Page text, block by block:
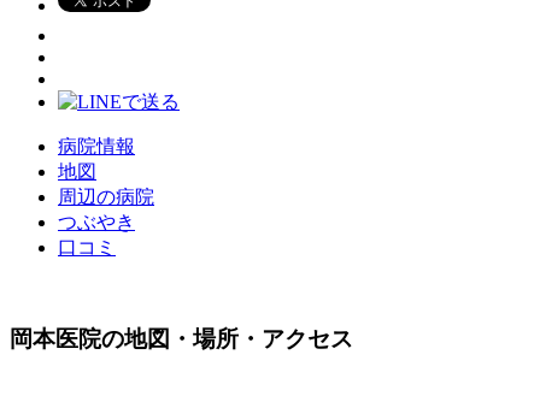
病院情報
地図
周辺の病院
つぶやき
口コミ
岡本医院の地図・場所・アクセス